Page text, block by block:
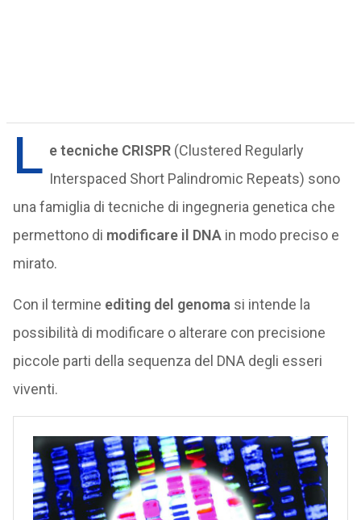
L e tecniche CRISPR(Clustered Regularly
Interspaced Short Palindromic Repeats) sono
una famiglia di tecniche di ingegneria genetica che
permettono di modificare il DNAin modo preciso e
mirato.
Con il termine editing del genoma si intende la
possibilità di modificare o alterare con precisione
piccole parti della sequenza del DNA degli esseri
viventi.